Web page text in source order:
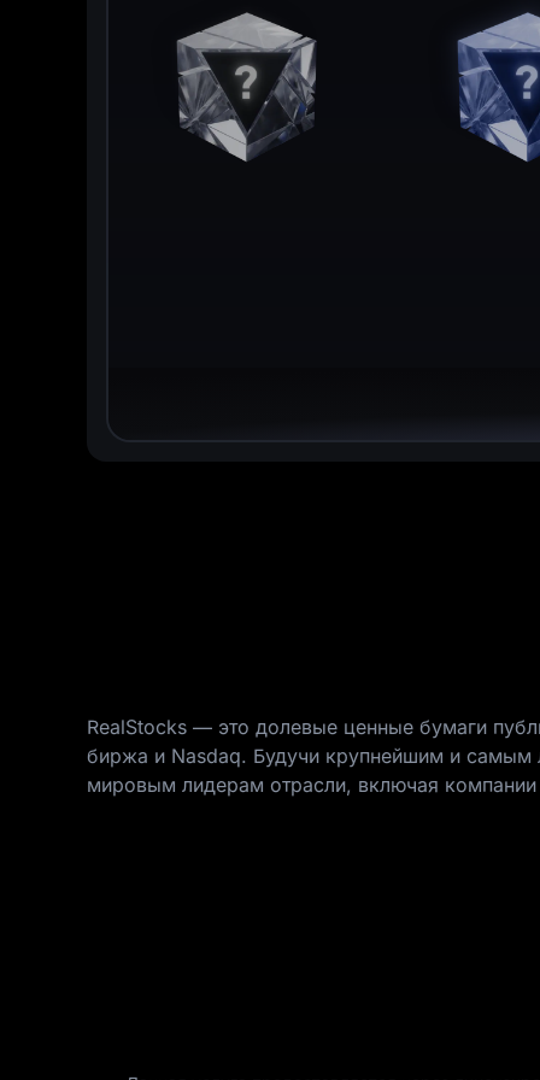
RealStocks — это долевые ценные бумаги
биржа и Nasdaq. Будучи крупнейшим и самым
мировым лидерам отрасли, включая